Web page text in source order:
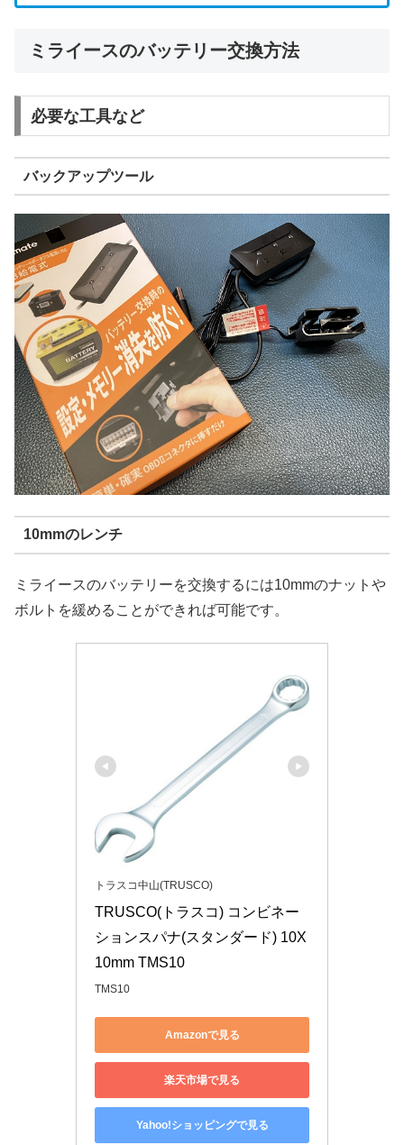
ミライースのバッテリー交換方法
必要な工具など
バックアップツール
10mmのレンチ
ミライースのバッテリーを交換するには10mmのナットや
ボルトを緩めることができれば可能です。
トラスコ中山(TRUSCO)
TRUSCO(トラスコ) コンビネー
ションスパナ(スタンダード) 10X
10mm TMS10
TMS10
Amazonで見る
楽天市場で見る
Yahoo!ショッピングで見る